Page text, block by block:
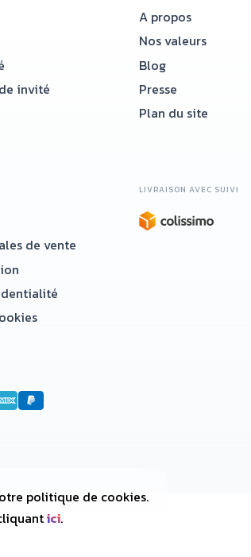
invité
A propos
Nos valeurs
Blog
Presse
Plan du site
de vente
LIVRAISON AVEC SUIVI
politique de cookies.
ici.